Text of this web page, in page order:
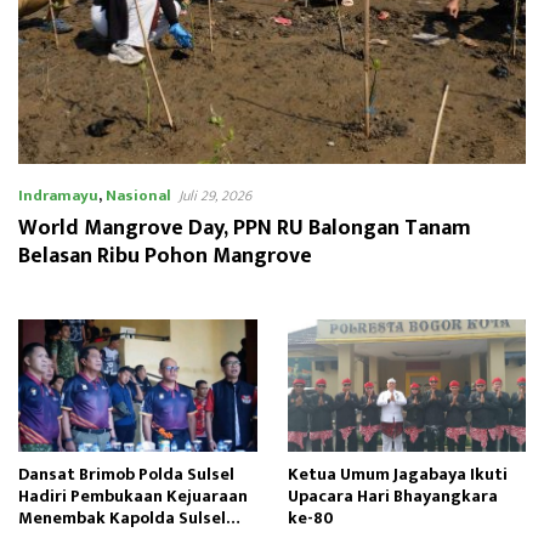
Indramayu,Nasional Juli 29, 2026
World Mangrove Day, PPN RU Balongan Tanam
Belasan Ribu Pohon Mangrove
Dansat Brimob Polda Sulsel
Hadiri Pembukaan Kejuaraan
Menembak Kapolda Sulsel
Ketua Umum Jagabaya Ikuti
Upacara Hari Bhayangkara
ke-80